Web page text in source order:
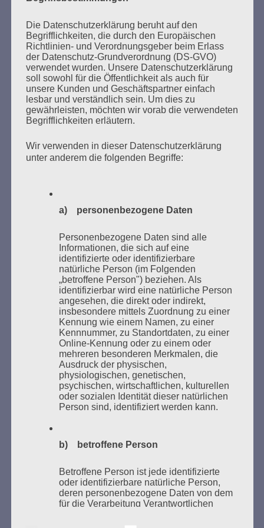
gerät. Dann wären alle Opfer des Faschismus und
des Krieges, alles, was wir erlitten haben, umsonst
gewesen. Aber ihr seid da. Wir bauen auf euch. Ich
vertraue euch, liebe Freundinnen und Freunde! Eine
bessere Welt ist möglich.
Esther Bejarano - 6. September 2019
MARATHONLESUNG AUS DEN
VERBRANNTEN BÜCHERN
Donnerstag, 21. Mai 2026, 11 – 18 Uhr
Zum 26. Mal gibt es eine Marathonlesung anlässlich
des Gedenkens an die Verbrennung von Büchern am
Kaifu-Ufer – genau an dem Ort, wo im Mai 1933 NS-
Studentenorganisationen und Burschenschaftler
Bücher verbrannten.
Weitere Informationen:lesezeichen-setzen.de
Die Datenschutzerklärung beruht auf den
Begrifflichkeiten, die durch den Europäischen
Richtlinien- und Verordnungsgeber beim Erlass
der Datenschutz-Grundverordnung (DS-GVO)
verwendet wurden. Unsere Datenschutzerklärung
soll sowohl für die Öffentlichkeit als auch für
unsere Kunden und Geschäftspartner einfach
lesbar und verständlich sein. Um dies zu
gewährleisten, möchten wir vorab die verwendeten
Begrifflichkeiten erläutern.
Wir verwenden in dieser Datenschutzerklärung
unter anderem die folgenden Begriffe:
a) personenbezogene Daten
Personenbezogene Daten sind alle
Informationen, die sich auf eine
identifizierte oder identifizierbare
natürliche Person (im Folgenden
„betroffene Person") beziehen. Als
identifizierbar wird eine natürliche Person
angesehen, die direkt oder indirekt,
insbesondere mittels Zuordnung zu einer
Kennung wie einem Namen, zu einer
Kennnummer, zu Standortdaten, zu einer
Online-Kennung oder zu einem oder
mehreren besonderen Merkmalen, die
Ausdruck der physischen,
physiologischen, genetischen,
psychischen, wirtschaftlichen, kulturellen
oder sozialen Identität dieser natürlichen
Person sind, identifiziert werden kann.
b) betroffene Person
Betroffene Person ist jede identifizierte
oder identifizierbare natürliche Person,
deren personenbezogene Daten von dem
für die Verarbeitung Verantwortlichen